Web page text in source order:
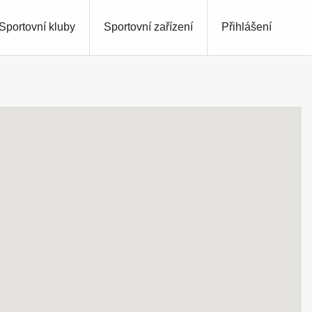
Přihlášení
Sportovní kluby Sportovní zařízení